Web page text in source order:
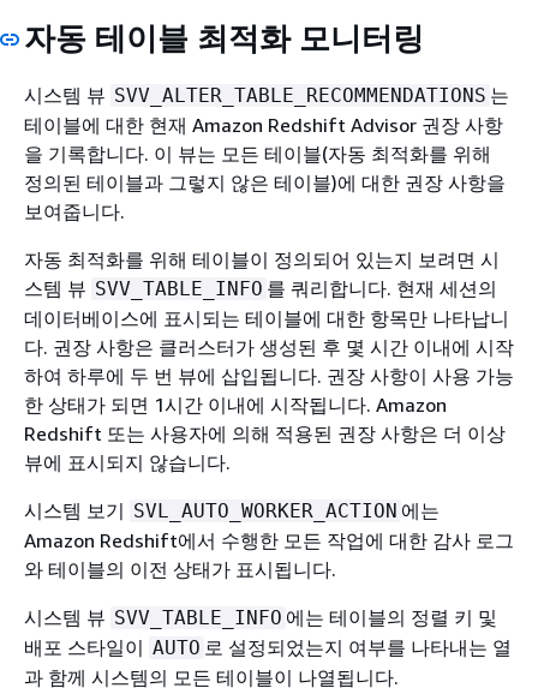
자동 테이블 최적화 모니터링
시스템 뷰 SVV_ALTER_TABLE_RECOMMENDATIONS 는
테이블에 대한 현재 Amazon Redshift Advisor 권장 사항
을 기록합니다. 이 뷰는 모든 테이블(자동 최적화를 위해
정의된 테이블과 그렇지 않은 테이블)에 대한 권장 사항을
보여줍니다.
자동 최적화를 위해 테이블이 정의되어 있는지 보려면 시
스템 뷰 SVV_TABLE_INFO 를 쿼리합니다. 현재 세션의
데이터베이스에 표시되는 테이블에 대한 항목만 나타납니
다. 권장 사항은 클러스터가 생성된 후 몇 시간 이내에 시작
하여 하루에 두 번 뷰에 삽입됩니다. 권장 사항이 사용 가능
한 상태가 되면 1시간 이내에 시작됩니다. Amazon
Redshift 또는 사용자에 의해 적용된 권장 사항은 더 이상
뷰에 표시되지 않습니다.
시스템 보기 SVL_AUTO_WORKER_ACTION 에는
Amazon Redshift에서 수행한 모든 작업에 대한 감사 로그
와 테이블의 이전 상태가 표시됩니다.
시스템 뷰 SVV_TABLE_INFO 에는 테이블의 정렬 키 및
배포 스타일이 AUTO 로 설정되었는지 여부를 나타내는 열
과 함께 시스템의 모든 테이블이 나열됩니다.